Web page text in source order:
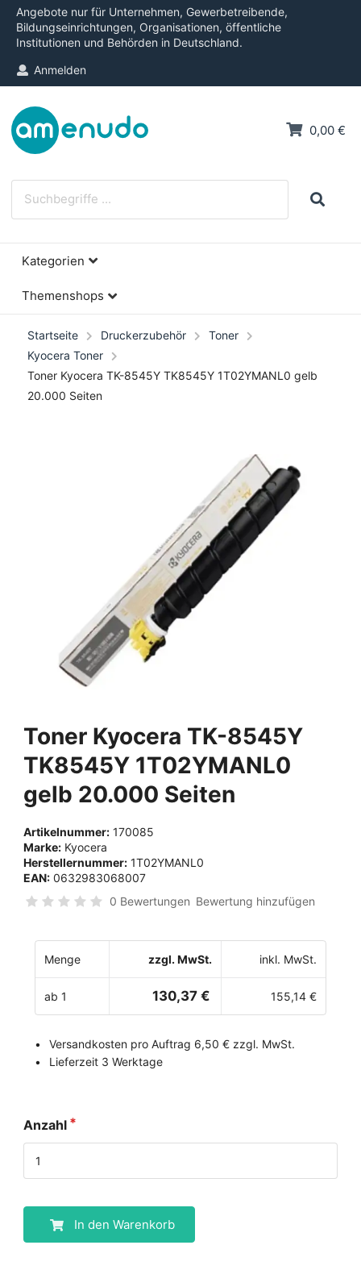
Angebote nur für Unternehmen, Gewerbetreibende,
Bildungseinrichtungen, Organisationen, öffentliche
Institutionen und Behörden in Deutschland.
Anmelden
0,00 €
Kategorien
Themenshops
Startseite Druckerzubehör
Toner
Kyocera Toner
Toner Kyocera TK-8545Y TK8545Y 1T02YMANL0 gelb
20.000 Seiten
Toner Kyocera TK-8545Y
TK8545Y 1T02YMANL0
gelb 20.000 Seiten
Artikelnummer: 170085
Marke: Kyocera
Herstellernummer: 1T02YMANL0
EAN: 0632983068007
0 Bewertungen Bewertung hinzufügen
Menge zzgl. MwSt. inkl. MwSt.
ab 1 130,37 € 155,14 €
Versandkosten pro Auftrag 6,50 € zzgl. MwSt.
Lieferzeit 3 Werktage
Anzahl
In den Warenkorb